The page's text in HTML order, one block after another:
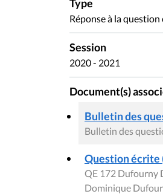
Type
Réponse à la question
Session
2020 - 2021
Document(s)
Bulletin des
Bulletin des
Question écrite
QE 172 Dufourny
Dominique